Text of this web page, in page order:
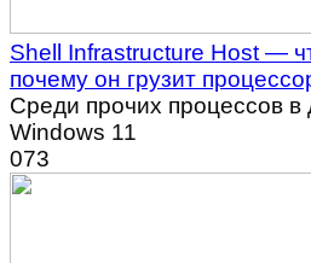
Shell Infrastructure Host —
почему он грузит
Среди прочих процессов в
Windows 11
073